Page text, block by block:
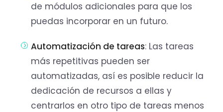
de módulos adicionales para que los
puedas incorporar en un futuro.
Automatización de tareas: Las tareas
más repetitivas pueden ser
automatizadas, así es posible reducir la
dedicación de recursos a ellas y
centrarlos en otro tipo de tareas menos